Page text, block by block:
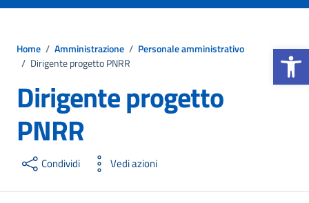
Apri la
Home / Amministrazione / Personale amministrativo
/ Dirigente progetto PNRR
Dirigente progetto
PNRR
Condividi Vedi azioni